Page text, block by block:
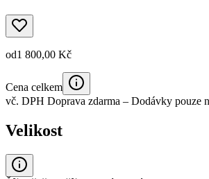
od1 800,00 Kč
Cena celkem
vč. DPH Doprava zdarma – Dodávky pouze
Velikost